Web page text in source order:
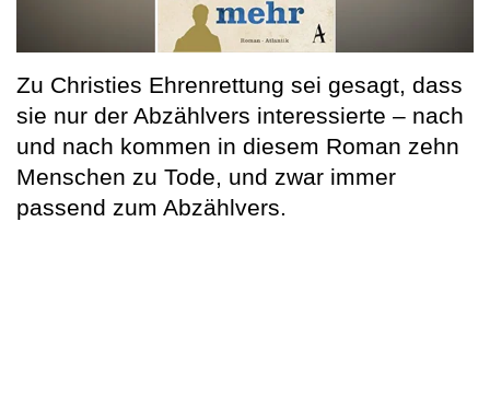
Zu Christies Ehrenrettung sei gesagt, dass
sie nur der Abzählvers interessierte – nach
und nach kommen in diesem Roman zehn
Menschen zu Tode, und zwar immer
passend zum Abzählvers.